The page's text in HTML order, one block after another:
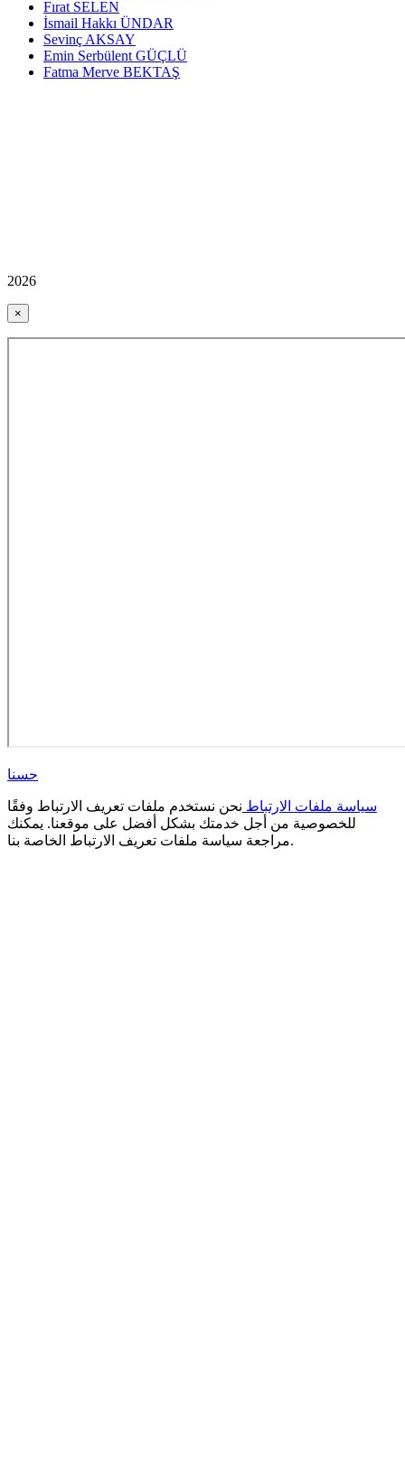
Fırat SELEN
İsmail Hakkı ÜNDAR
Sevinç AKSAY
Emin Serbülent GÜÇLÜ
Fatma Merve BEKTAŞ
2026
×
حسنا
سياسة ملفات الارتباط نحن نستخدم ملفات تعريف الارتباط وفقًا
للخصوصية من أجل خدمتك بشكل أفضل على موقعنا. يمكنك
مراجعة سياسة ملفات تعريف الارتباط الخاصة بنا.